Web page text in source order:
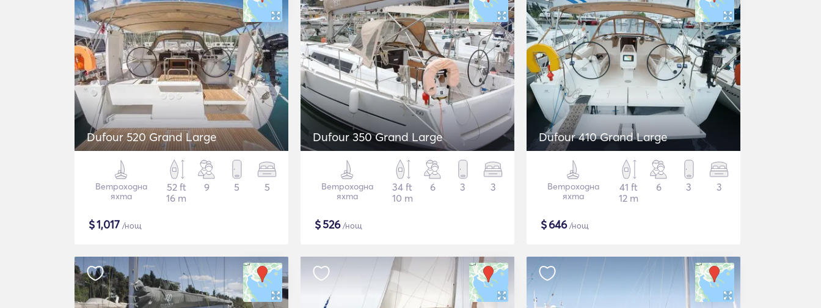
Dufour 520 Grand Large
Ветроходна
яхта
52 ft
16 m
9 5 5
$1,017 /нощ
Dufour 350 Grand Large
Ветроходна
яхта
34 ft
10 m
6 3 3
$526/нощ
Dufour 410 Grand Large
Ветроходна
яхта
41 ft
12 m
6 3 3
$646/нощ